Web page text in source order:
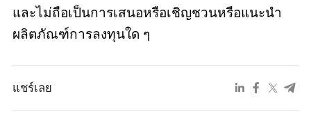
และไม่ถือเป็นการเสนอหรือเชิญชวนหรือแนะนำ
ผลิตภัณฑ์การลงทุนใด ๆ
แชร์เลย